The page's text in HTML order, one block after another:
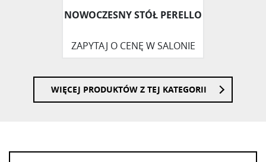
NOWOCZESNY STÓŁ PERELLO
ZAPYTAJ O CENĘ W SALONIE
WIĘCEJ PRODUKTÓW Z TEJ KATEGORII